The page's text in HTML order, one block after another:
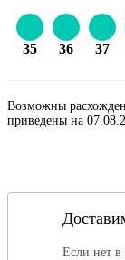
35 36 37
Возможны
приведены на
Если нет